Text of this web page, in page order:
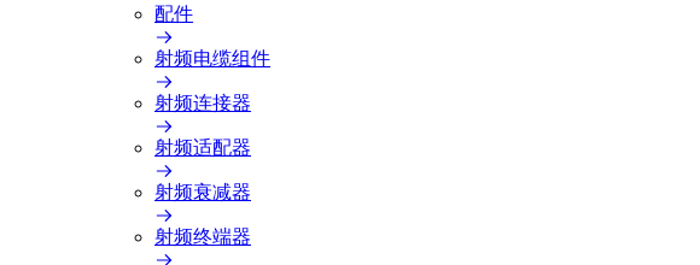
配件
射频电缆组件
射频连接器
射频适配器
射频衰减器
射频终端器